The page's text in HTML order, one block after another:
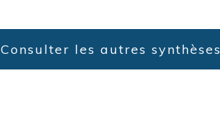
Consulter les autres synthèses